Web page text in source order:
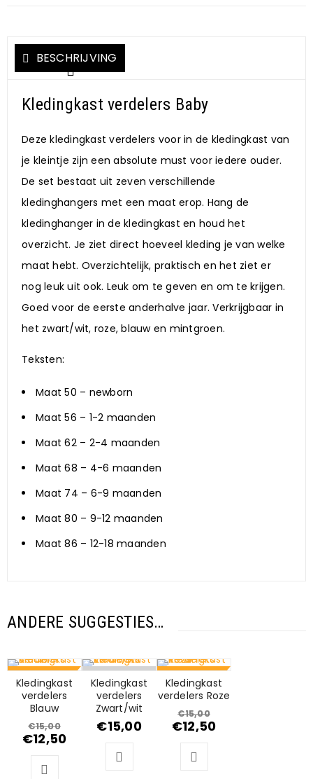
BESCHRIJVING
Kledingkast verdelers Baby
Deze kledingkast verdelers voor in de kledingkast van
je kleintje zijn een absolute must voor iedere ouder.
De set bestaat uit zeven verschillende
kledinghangers met een maat erop. Hang de
kledinghanger in de kledingkast en houd het
overzicht. Je ziet direct hoeveel kleding je van welke
maat hebt. Overzichtelijk, praktisch en het ziet er
nog leuk uit ook. Leuk om te geven en om te krijgen.
Goed voor de eerste anderhalve jaar. Verkrijgbaar in
het zwart/wit, roze, blauw en mintgroen.
Teksten:
Maat 50 – newborn
Maat 56 – 1-2 maanden
Maat 62 – 2-4 maanden
Maat 68 – 4-6 maanden
Maat 74 – 6-9 maanden
Maat 80 – 9-12 maanden
Maat 86 – 12-18 maanden
ANDERE SUGGESTIES…
AANBIEDING
Kledingkast
verdelers
Blauw
€15,00
€12,50
UITVERKOCHT
Kledingkast
verdelers
Zwart/wit
€15,00
AANBIEDING
Kledingkast
verdelers Roze
€15,00
€12,50